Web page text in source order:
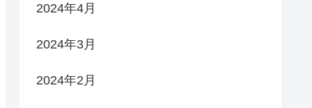
2024年4月
2024年3月
2024年2月